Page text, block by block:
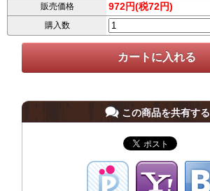
販売価格 972円(税72円)
購入数
この商品を共有する